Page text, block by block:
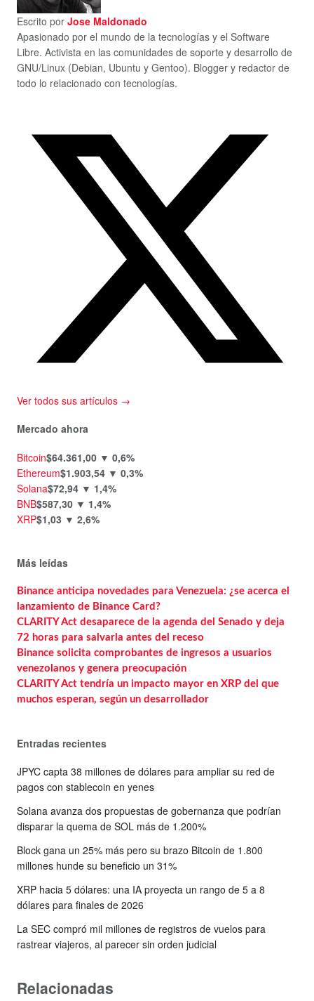
Escrito por Jose Maldonado
Apasionado por el mundo de la tecnologías y el Software
Libre. Activista en las comunidades de soporte y desarrollo de
GNU/Linux (Debian, Ubuntu y Gentoo). Blogger y redactor de
todo lo relacionado con tecnologías.
Ver todos sus artículos →
Mercado ahora
Bitcoin$64.361,00 ▼ 0,6%
Ethereum$1.903,54 ▼ 0,3%
Solana$72,94 ▼ 1,4%
BNB$587,30 ▼ 1,4%
XRP$1,03 ▼ 2,6%
Más leídas
Binance anticipa novedades para Venezuela: ¿se acerca el
lanzamiento de Binance Card?
CLARITY Act desaparece de la agenda del Senado y deja
72 horas para salvarla antes del receso
Binance solicita comprobantes de ingresos a usuarios
venezolanos y genera preocupación
CLARITY Act tendría un impacto mayor en XRP del que
muchos esperan, según un desarrollador
Entradas recientes
JPYC capta 38 millones de dólares para ampliar su red de
pagos con stablecoin en yenes
Solana avanza dos propuestas de gobernanza que podrían
disparar la quema de SOL más de 1.200%
Block gana un 25% más pero su brazo Bitcoin de 1.800
millones hunde su beneficio un 31%
XRP hacia 5 dólares: una IA proyecta un rango de 5 a 8
dólares para finales de 2026
La SEC compró mil millones de registros de vuelos para
rastrear viajeros, al parecer sin orden judicial
Relacionadas